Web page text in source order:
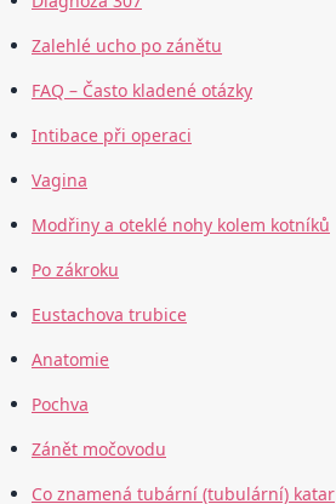
Zalehlé ucho po zánětu
FAQ – Často kladené otázky
Intibace při operaci
Vagina
Modřiny a oteklé nohy kolem kotníků
Po zákroku
Eustachova trubice
Anatomie
Pochva
Zánět močovodu
Co znamená tubární (tubulární) katar